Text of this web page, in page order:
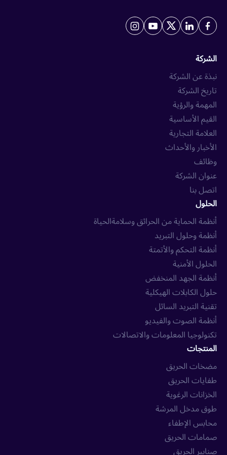
الشركة
نبذة عن الشركة
تاريخ الشركة
المهمة والرؤية
القيم الأساسية
العلامة التجارية
الأخبار والأحداث
وظائف
عنوان الشركة
اتصل بنا
الحلول
أنظمة الحماية من الحرائق وسلامةالحياة
أنظمة وحلول التبريد
أنظمة التحكم والأتمتة
الحلول الأمنية
أنظمة الجهد المنخفض
حلول الكابلات الهيكلية
تقنية التبريد السائل
أنظمة الصوت والفيديو
تكنولوجيا المعلومات والاتصالات
المنتجات
مضخات الحريق
طفايات الحريق
الخزانات الرغوية
طوق مدخل المرشة
محابس الإطفاء
صمامات الحريق
صنابير الحريق